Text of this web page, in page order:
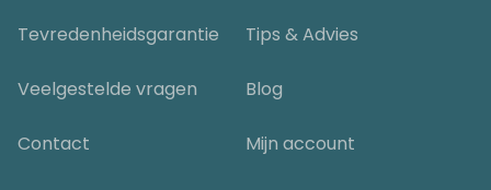
Tevredenheidsgarantie
Veelgestelde vragen
Contact
Tips & Advies
Blog
Mijn account